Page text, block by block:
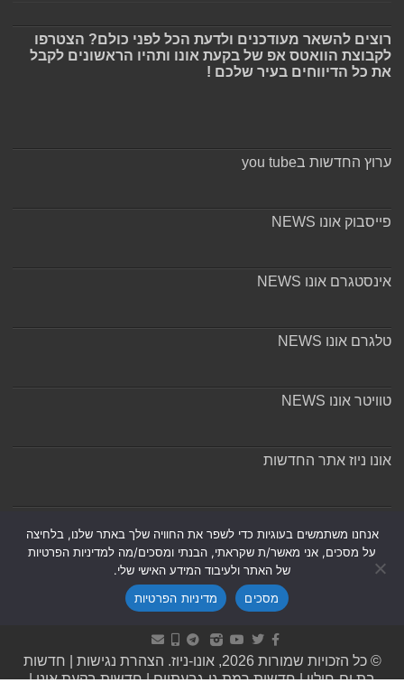
רוצים להשאר מעודכנים ולדעת הכל לפני כולם? הצטרפו
לקבוצת הוואטס אפ של בקעת אונו ותהיו הראשונים לקבל
את כל הדיווחים בעיר שלכם !
ערוץ החדשות בyou tube
פייסבוק אונו NEWS
אינסטגרם אונו NEWS
טלגרם אונו NEWS
טוויטר אונו NEWS
אונו ניוז אתר החדשות
© כל הזכויות שמורות 2026, אונו-ניוז. הצהרת נגישות
חדשות
בת ים-חולון|חדשות רמת גן-גבעתיים|חדשות בקעת אונו|
אנחנו משתמשים בעוגיות כדי לשפר את החוויה שלך באתר שלנו, בלחיצה
על מסכים, אני מאשר/ת שקראתי, הבנתי ומסכים/מה למדיניות הפרטיות
של האתר ולעיבוד המידע האישי שלי.
מסכים
מדיניות הפרטיות